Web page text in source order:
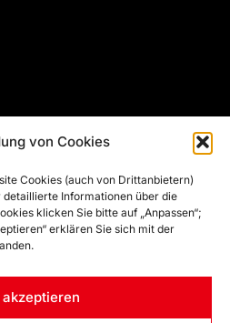
von Cookies
Cookies (auch von Drittanbietern)
detaillierte Informationen über die
klicken Sie bitte auf „Anpassen“;
erklären Sie sich mit der
RIGHTS RESERVED
Werbeagentur e.U.